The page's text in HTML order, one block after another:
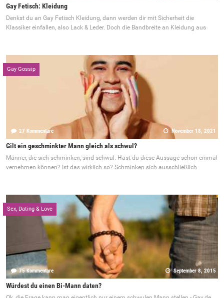
Gay Fetisch: Kleidung
Denkst du an Gay Fetisch Kleidung, dann werden dir mit Sicherheit die
Klassiker einfallen, also Lack & Leder. Doch die Bandbreite an Kleidung aus
Gay Gossip
27 Kommentare November 18, 2021
Gilt ein geschminkter Mann gleich als schwul?
Männer, die sich schminken, sind schwul. Hast du diese Aussage schon einmal
vernehmen können? Ist das wirklich so? Schminken sich ausschließlich
Sex, Dating & Love
75 Kommentare September 8, 2015
Würdest du einen Bi-Mann daten?